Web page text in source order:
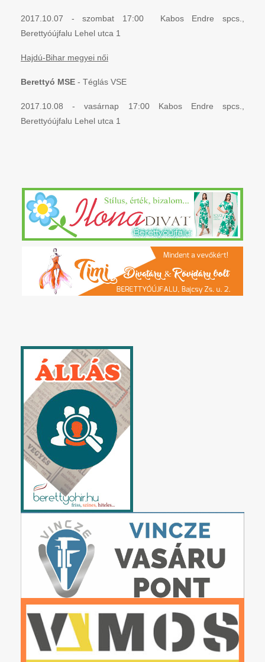
2017.10.07 - szombat 17:00 Kabos Endre spcs.,
Berettyóújfalu Lehel utca 1
Hajdú-Bihar megyei női
Berettyó MSE - Téglás VSE
2017.10.08 - vasárnap 17:00 Kabos Endre spcs.,
Berettyóújfalu Lehel utca 1